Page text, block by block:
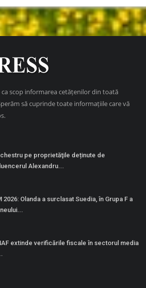
ca scop informarea cetățenilor din toată
să cuprinde toate informațiile care vă
pe proprietăţile deținute de
Alexandru...
2026: Olanda a surclasat Suedia, în Grupa F a
extinde verificările fiscale în sectorul media